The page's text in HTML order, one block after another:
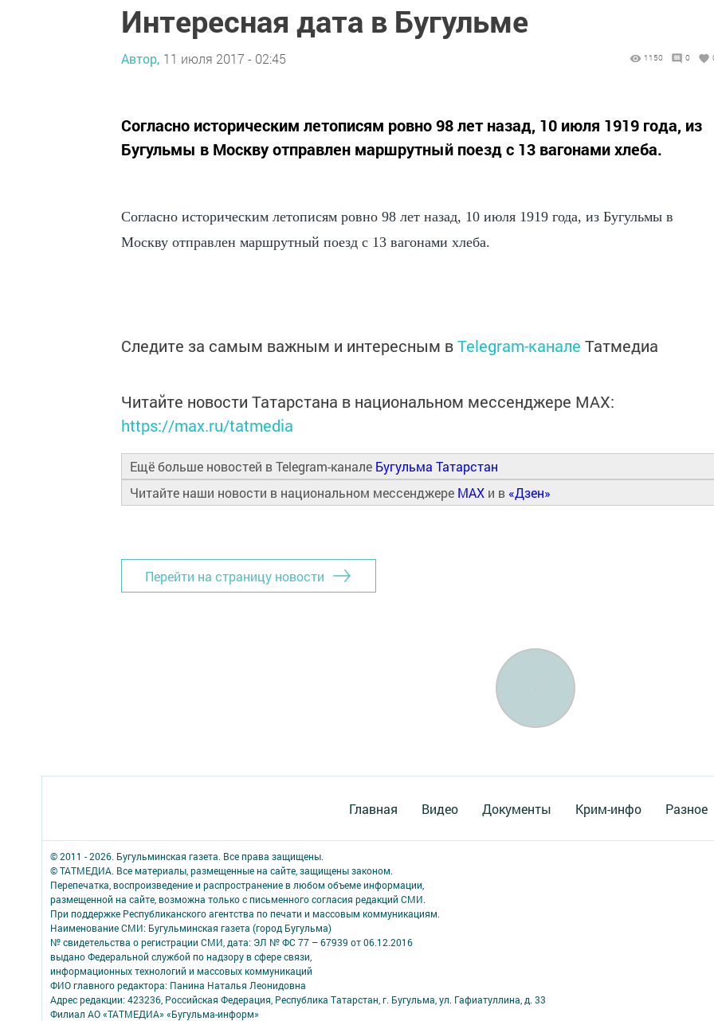
Интересная дата в Бугульме
Автор, 11 июля 2017 - 02:45 1150 0
Согласно историческим летописям ровно 98 лет назад, 10 июля 1919 года, из
Бугульмы в Москву отправлен маршрутный поезд с 13 вагонами хлеба.
Согласно историческим летописям ровно 98 лет назад, 10 июля 1919 года, из Бугульмы в
Москву отправлен маршрутный поезд с 13 вагонами хлеба.
Следите за самым важным и интересным вTelegram-канале Татмедиа
Читайте новости Татарстана в национальном мессенджере MАХ:
https://max.ru/tatmedia
Ещё больше новостей в Telegram-канале Бугульма Татарстан
Читайте наши новости в национальном мессенджере MAX и в «Дзен»
Перейти на страницу новости
Главная Видео Документы Крим-инфо Разное
© 2011 - 2026. Бугульминская газета. Все права защищены.
© ТАТМЕДИА. Все материалы, размещенные на сайте, защищены законом.
Перепечатка, воспроизведение и распространение в любом объеме информации,
размещенной на сайте, возможна только с письменного согласия редакций СМИ.
При поддержке Республиканского агентства по печати и массовым коммуникациям.
Наименование СМИ: Бугульминская газета (город Бугульма)
№ свидетельства о регистрации СМИ, дата: ЭЛ № ФС 77 – 67939 от 06.12.2016
выдано Федеральной службой по надзору в сфере связи,
информационных технологий и массовых коммуникаций
ФИО главного редактора: Панина Наталья Леонидовна
Адрес редакции: 423236, Российская Федерация, Республика Татарстан, г. Бугульма, ул. Гафиатуллина, д. 33
Филиал АО «ТАТМЕДИА» «Бугульма-информ»